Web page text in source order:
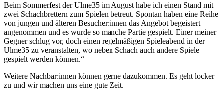
Beim Sommerfest der Ulme35 im August habe ich einen Stand mit
zwei Schachbrettern zum Spielen betreut. Spontan haben eine Reihe
von jungen und älteren Besucher:innen das Angebot begeistert
angenommen und es wurde so manche Partie gespielt. Einer meiner
Gegner schlug vor, doch einen regelmäßigen Spieleabend in der
Ulme35 zu veranstalten, wo neben Schach auch andere Spiele
gespielt werden können.“
Weitere Nachbar:innen können gerne dazukommen. Es geht locker
zu und wir machen uns eine gute Zeit.